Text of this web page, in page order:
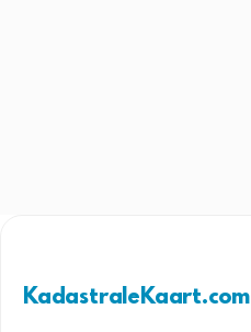
KadastraleKaart.com